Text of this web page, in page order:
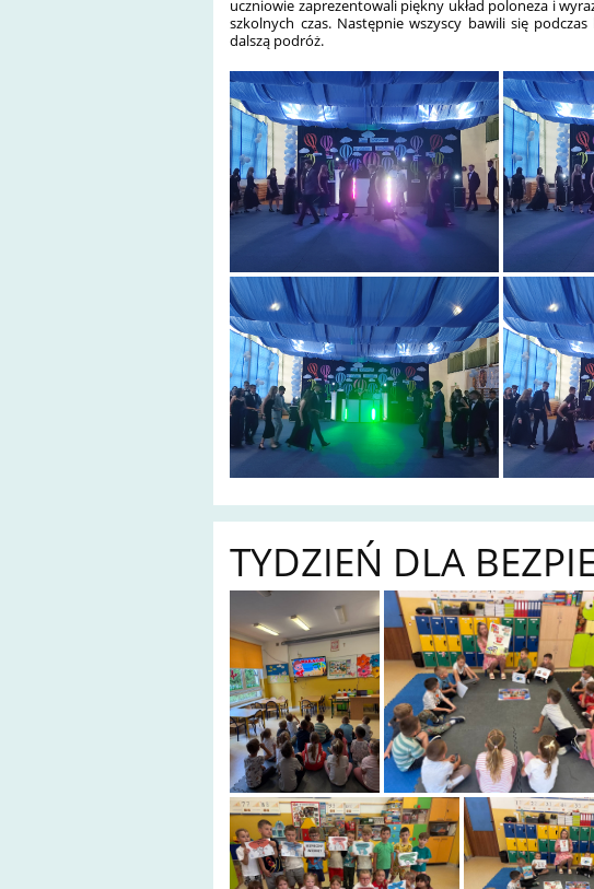
uczniowie zaprezentowali piękny układ poloneza i
szkolnych czas. Następnie wszyscy bawili się
dalszą podróż.
TYDZIEŃ DLA